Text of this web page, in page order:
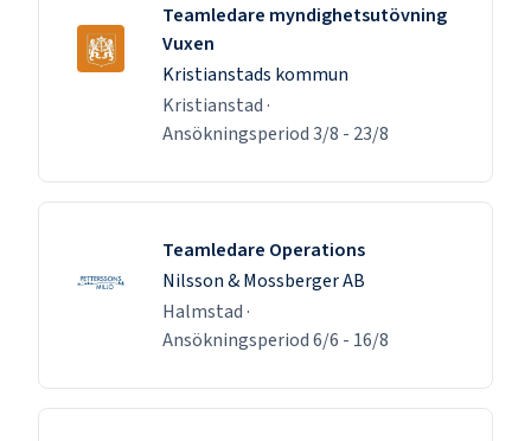
Teamledare myndighetsutövning
Vuxen
Kristianstads kommun
Kristianstad ·
Ansökningsperiod3/8 - 23/8
Teamledare Operations
Nilsson & Mossberger AB
Halmstad ·
Ansökningsperiod6/6 - 16/8